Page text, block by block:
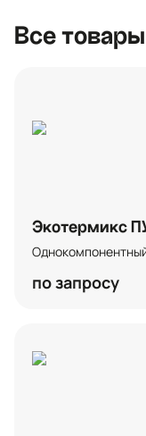
Все товары
Экотермикс
по запросу